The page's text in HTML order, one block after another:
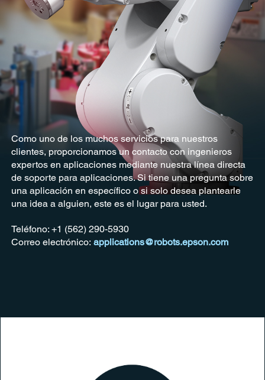
Como uno de los muchos servicios para nuestros
clientes, proporcionamos un contacto con ingenieros
expertos en aplicaciones mediante nuestra línea directa
de soporte para aplicaciones. Si tiene una pregunta sobre
una aplicación en específico o si solo desea plantearle
una idea a alguien, este es el lugar para usted.
Teléfono: +1 (562) 290-5930
Correo electrónico: applications@robots.epson.com